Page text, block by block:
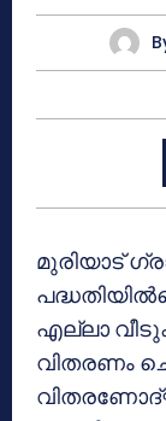
മുരിയാട്
എല്ലാ
വിതരണം